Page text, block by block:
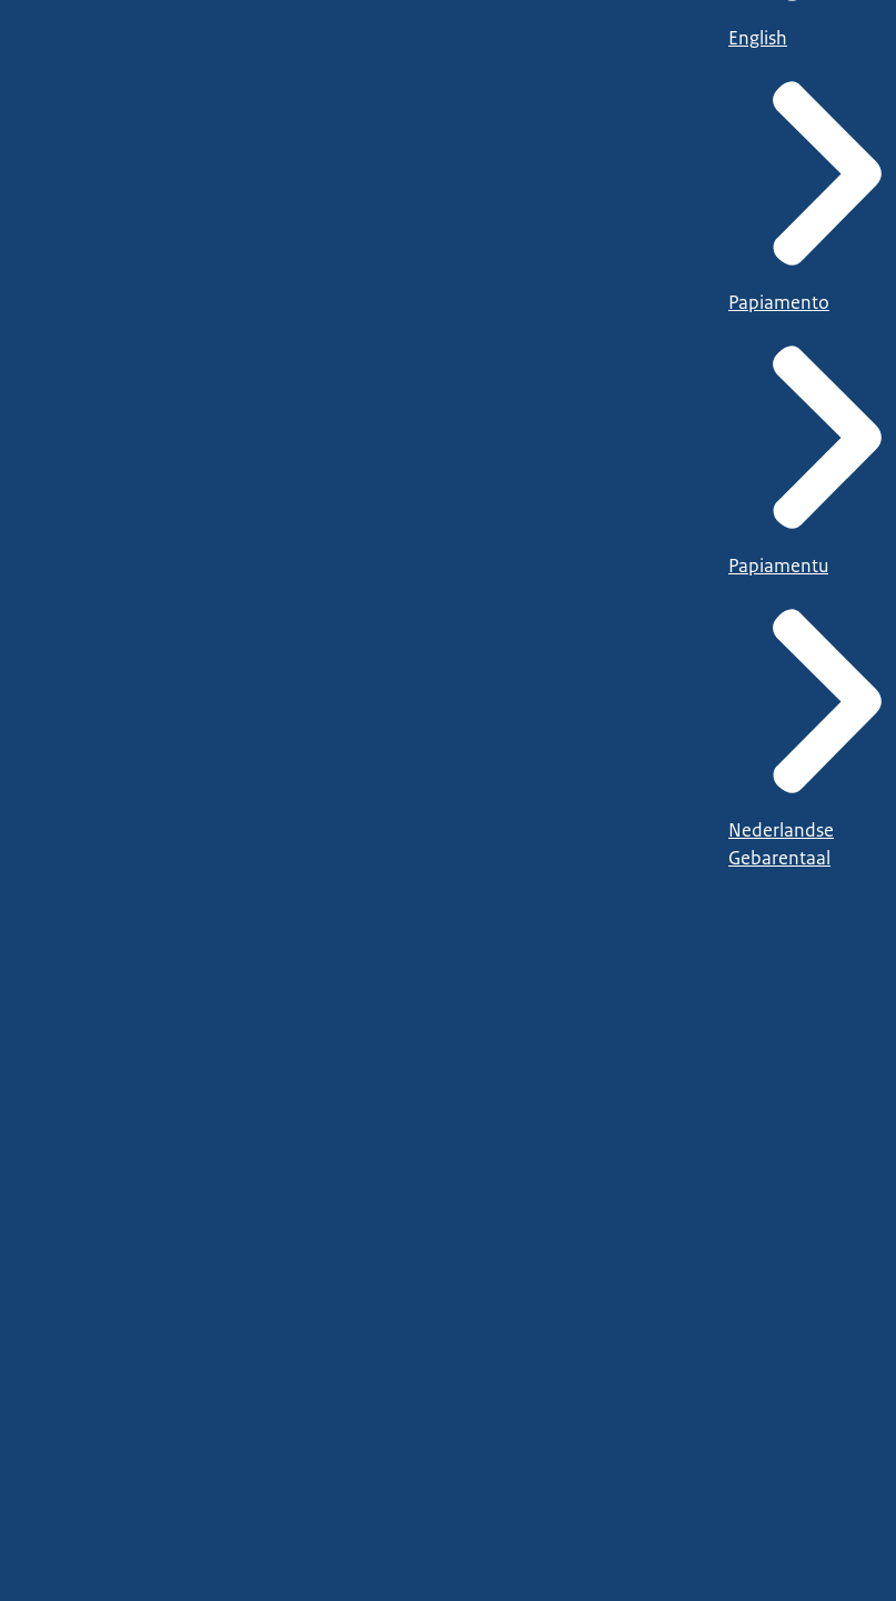
English
Papiamento
Papiamentu
Nederlandse
Gebarentaal